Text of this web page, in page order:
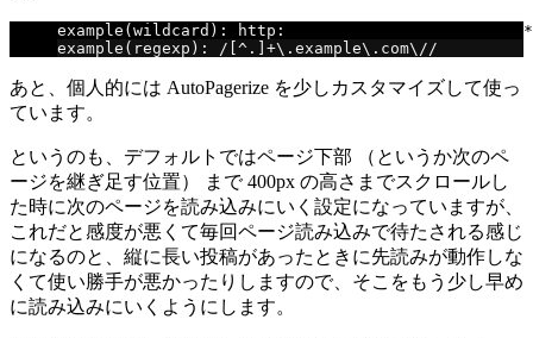
example ( wildcard ): http :
//www.example.com/search?*
example ( regexp ): /[^.]+\.example\.com\/ /
あと、個人的には AutoPagerize を少しカスタマイズして使っ
ています。
というのも、デフォルトではページ下部 （というか次のペ
ージを継ぎ足す位置） まで 400px の高さまでスクロールし
た時に次のページを読み込みにいく設定になっていますが、
これだと感度が悪くて毎回ページ読み込みで待たされる感じ
になるのと、縦に長い投稿があったときに先読みが動作しな
くて使い勝手が悪かったりしますので、そこをもう少し早め
に読み込みにいくようにします。